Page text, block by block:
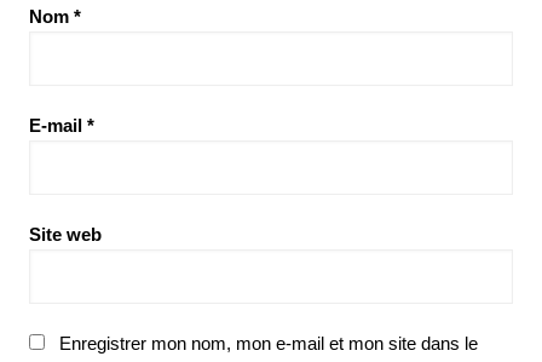
Nom *
E-mail *
Site web
Enregistrer mon nom, mon e-mail et mon site dans le